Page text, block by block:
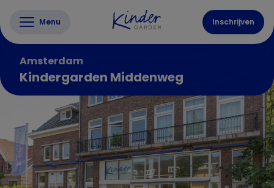
Menu Inschrijven
Amsterdam
Kindergarden Middenweg